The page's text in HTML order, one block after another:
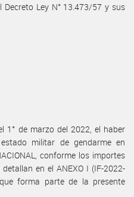
Ley N° 13.473/57 y sus
1° de marzo del 2022, el haber
militar de gendarme en
conforme los importes
en el ANEXO I (IF-2022-
que forma parte de la presente